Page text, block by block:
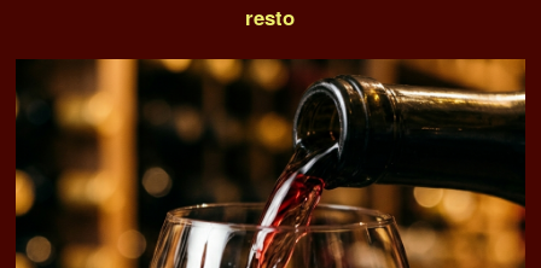
resto